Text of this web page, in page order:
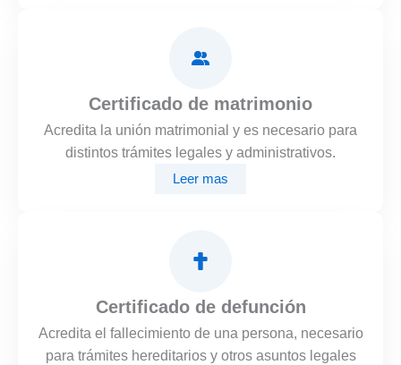
Certificado de matrimonio
Acredita la unión matrimonial y es necesario para
distintos trámites legales y administrativos.
Leer mas
Certificado de defunción
Acredita el fallecimiento de una persona, necesario
para trámites hereditarios y otros asuntos legales